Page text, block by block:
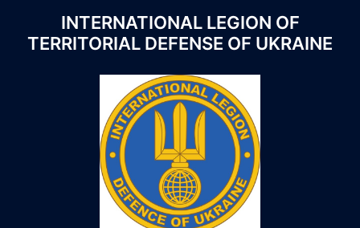
INTERNATIONAL LEGION OF
TERRITORIAL DEFENSE OF UKRAINE